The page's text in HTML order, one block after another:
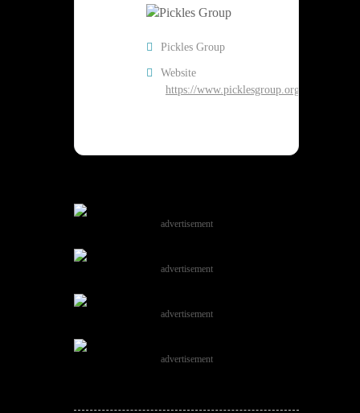
Pickles Group
Website
https://www.picklesgroup.org/
advertisement
advertisement
advertisement
advertisement